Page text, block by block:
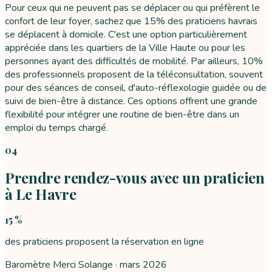
Pour ceux qui ne peuvent pas se déplacer ou qui préfèrent le
confort de leur foyer, sachez que 15% des praticiens havrais
se déplacent à domicile. C'est une option particulièrement
appréciée dans les quartiers de la Ville Haute ou pour les
personnes ayant des difficultés de mobilité. Par ailleurs, 10%
des professionnels proposent de la téléconsultation, souvent
pour des séances de conseil, d'auto-réflexologie guidée ou de
suivi de bien-être à distance. Ces options offrent une grande
flexibilité pour intégrer une routine de bien-être dans un
emploi du temps chargé.
04
Prendre rendez-vous avec un praticien
à Le Havre
15 %
des praticiens proposent la réservation en ligne
Baromètre Merci Solange · mars 2026